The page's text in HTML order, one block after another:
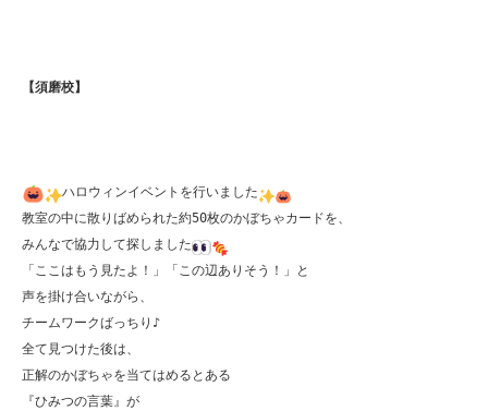
【須磨校】
ハロウィンイベントを行いました
教室の中に散りばめられた約50枚のかぼちゃカードを、
みんなで協力して探しました
「ここはもう見たよ！」「この辺ありそう！」と
声を掛け合いながら、
チームワークばっちり♪
全て見つけた後は、
正解のかぼちゃを当てはめるとある
『ひみつの言葉』が